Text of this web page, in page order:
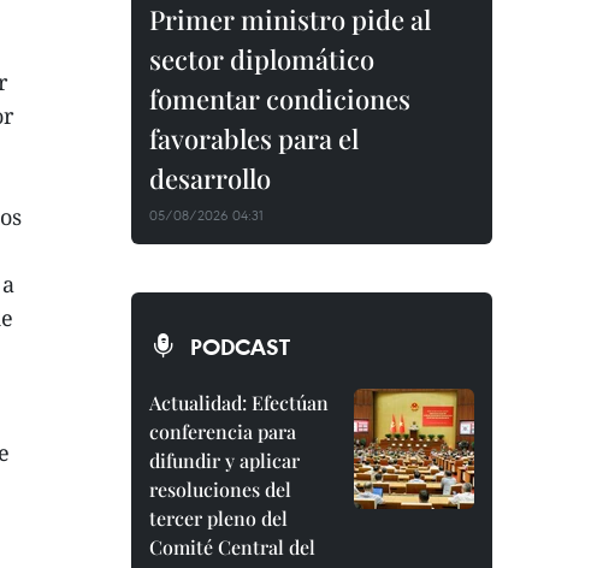
Primer ministro pide al
sector diplomático
fomentar condiciones
favorables para el
desarrollo
05/08/2026 04:31
PODCAST
Actualidad: Efectúan
conferencia para
difundir y aplicar
resoluciones del
tercer pleno del
Comité Central del